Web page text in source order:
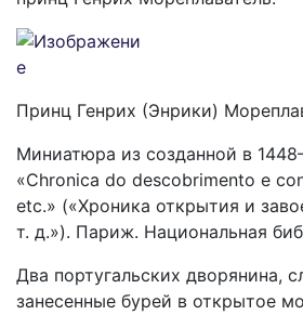
Принц Генрих (Энрики)
Миниатюра из созданной в
«Chronica do descobrimento e
etc.» («Хроника открытия и
т. д.»). Париж. Национальная
Два португальских дворянина,
занесенные бурей в открытое